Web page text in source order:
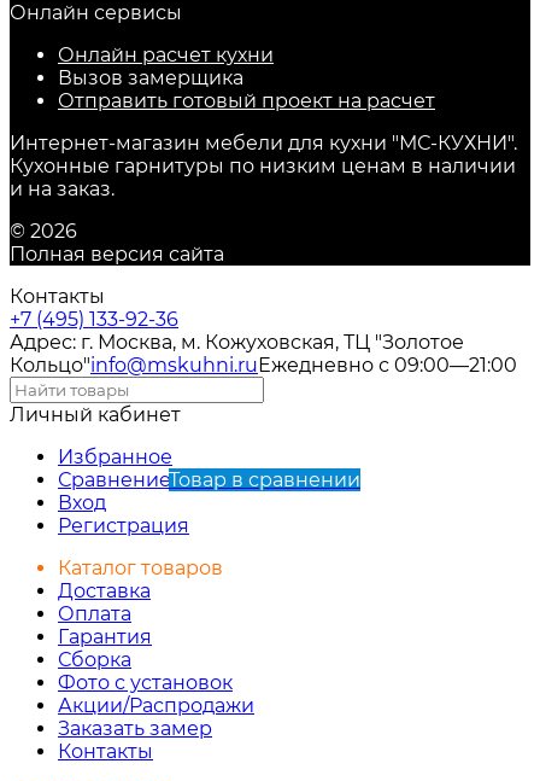
Онлайн сервисы
Онлайн расчет кухни
Вызов замерщика
Отправить готовый проект на расчет
Интернет-магазин мебели для кухни "МС-КУХНИ".
Кухонные гарнитуры по низким ценам в наличии
и на заказ.
© 2026
Полная версия сайта
Контакты
+7 (495) 133-92-36
Адрес: г. Москва, м. Кожуховская, ТЦ "Золотое
Кольцо"info@mskuhni.ru Ежедневно с 09:00—21:00
Личный кабинет
Избранное
СравнениеТовар в сравнении
Вход
Регистрация
Каталог товаров
Доставка
Оплата
Гарантия
Сборка
Фото с установок
Акции/Распродажи
Заказать замер
Контакты